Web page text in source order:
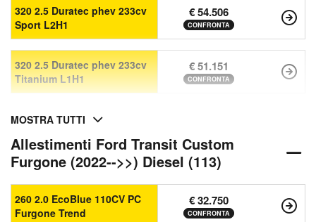
320 2.5 Duratec phev 233cv
Sport L2H1
€ 54.506
CONFRONTA
320 2.5 Duratec phev 233cv
Titanium L1H1
€ 51.151
CONFRONTA
MOSTRA TUTTI
Allestimenti Ford Transit Custom
Furgone (2022-->>) Diesel (113)
260 2.0 EcoBlue 110CV PC
Furgone Trend
€ 32.750
CONFRONTA